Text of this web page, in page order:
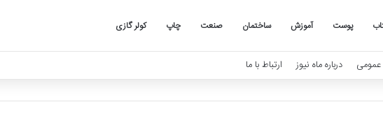
پوست آموزش ساختمان صنعت چاپ کولر گازی
عمومی درباره ماه نیوز ارتباط با ما